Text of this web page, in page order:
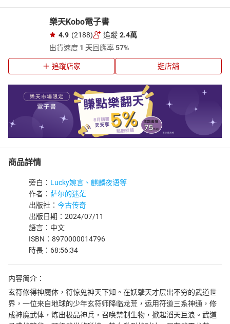
樂天Kobo電子書
4.9 (2188) 追蹤 2.4萬
出貨速度 1 天回應率57%
追蹤店家 逛店舖
商品詳情
旁白： Lucky婉言、麒麟夜语等
作者： 萨尔的迷茫
出版社： 今古传奇
出版日期：2024/07/11
語言：中文
ISBN：8970000014796
時長：68:56:34
内容简介：
玄符修得神魔体，符惊鬼神天下知。在妖孽天才层出不穷的武道世
界，一位来自地球的少年玄符师降临龙荒，运用符道三系神通，修
成神魔武体，炼出极品神兵，召唤禁制生物，掀起滔天巨浪。武道